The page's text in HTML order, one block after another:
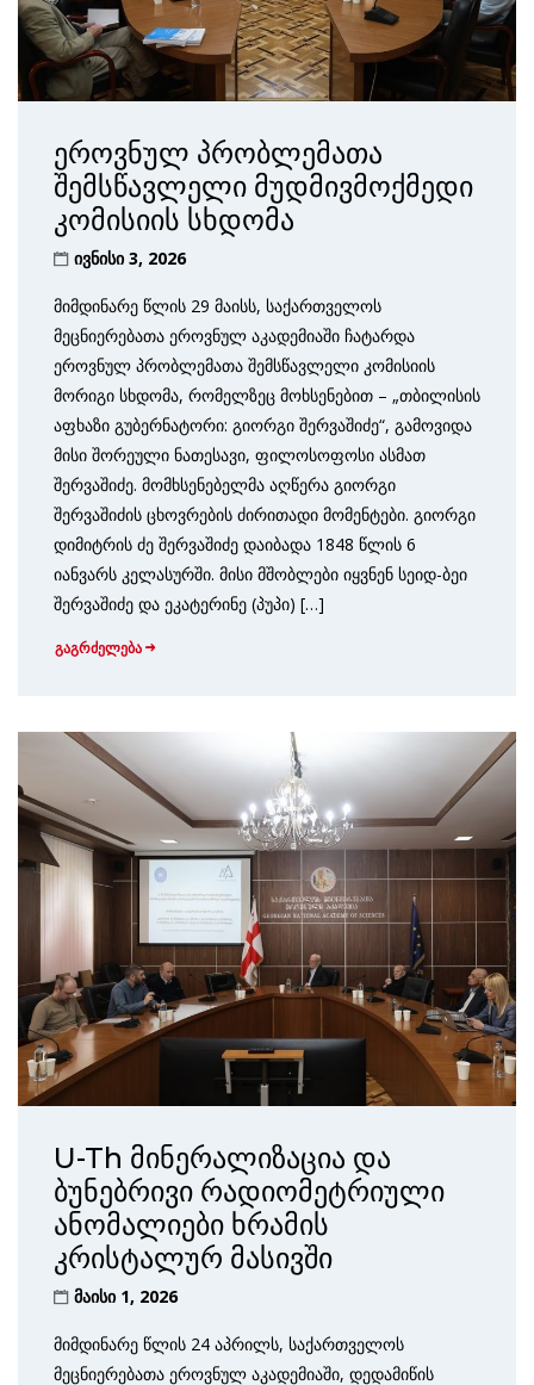
ეროვნულ პრობლემათა
შემსწავლელი მუდმივმოქმედი
კომისიის სხდომა
ივნისი 3, 2026
მიმდინარე წლის 29 მაისს, საქართველოს
მეცნიერებათა ეროვნულ აკადემიაში ჩატარდა
ეროვნულ პრობლემათა შემსწავლელი კომისიის
მორიგი სხდომა, რომელზეც მოხსენებით – „თბილისის
აფხაზი გუბერნატორი: გიორგი შერვაშიძე“, გამოვიდა
მისი შორეული ნათესავი, ფილოსოფოსი ასმათ
შერვაშიძე. მომხსენებელმა აღწერა გიორგი
შერვაშიძის ცხოვრების ძირითადი მომენტები. გიორგი
დიმიტრის ძე შერვაშიძე დაიბადა 1848 წლის 6
იანვარს კელასურში. მისი მშობლები იყვნენ სეიდ-ბეი
შერვაშიძე და ეკატერინე (პუპი) […]
გაგრძელება
U-Th მინერალიზაცია და
ბუნებრივი რადიომეტრიული
ანომალიები ხრამის
კრისტალურ მასივში
მაისი 1, 2026
მიმდინარე წლის 24 აპრილს, საქართველოს
მეცნიერებათა ეროვნულ აკადემიაში, დედამიწის